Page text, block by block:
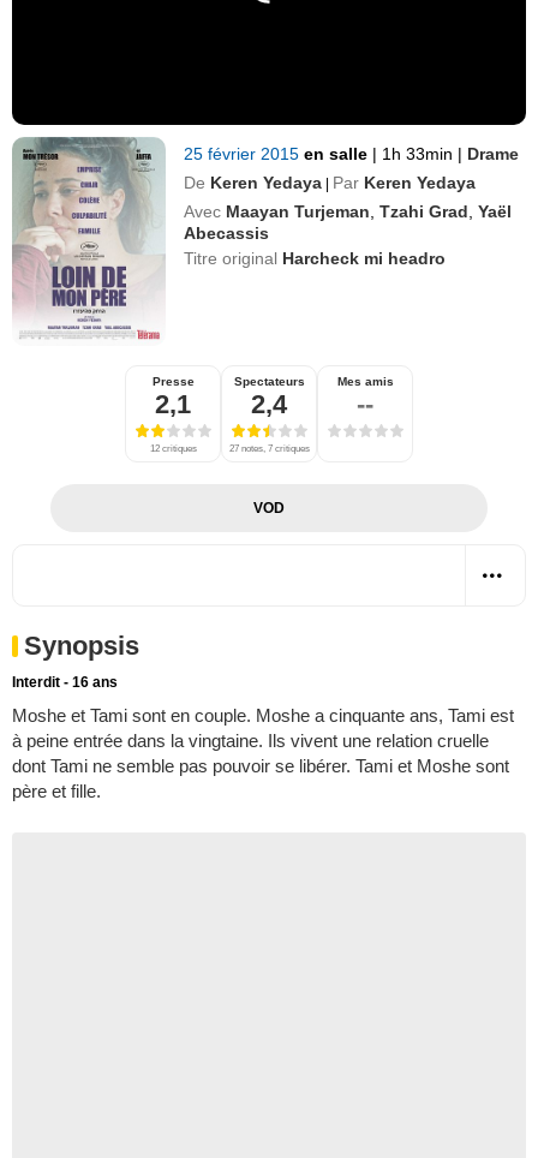
25 février 2015en salle | 1h 33min | Drame
De Keren Yedaya | Par Keren Yedaya
Avec Maayan Turjeman ,Tzahi Grad ,Yaël
Abecassis
Titre original Harcheck mi headro
Presse
2,1
12 critiques
Spectateurs
2,4
27 notes, 7 critiques
Mes amis
--
VOD
Synopsis
Interdit - 16 ans
Moshe et Tami sont en couple. Moshe a cinquante ans, Tami est
à peine entrée dans la vingtaine. Ils vivent une relation cruelle
dont Tami ne semble pas pouvoir se libérer. Tami et Moshe sont
père et fille.